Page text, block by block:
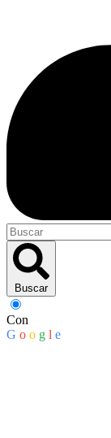
Buscar
Con
G o o g l e